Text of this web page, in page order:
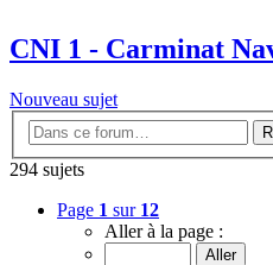
CNI 1 - Carminat
Nouveau sujet
294 sujets
Page 1 sur 12
Aller à la page :